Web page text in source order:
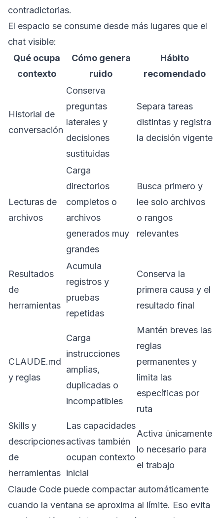
contradictorias.
El espacio se consume desde más lugares que el
chat visible:
Qué ocupa
contexto
Cómo genera
ruido
Hábito
recomendado
Historial de
conversación
Conserva
preguntas
laterales y
decisiones
sustituidas
Separa tareas
distintas y registra
la decisión vigente
Lecturas de
archivos
Carga
directorios
completos o
archivos
generados muy
grandes
Busca primero y
lee solo archivos
o rangos
relevantes
Resultados
de
herramientas
Acumula
registros y
pruebas
repetidas
Conserva la
primera causa y el
resultado final
CLAUDE.md
y reglas
Carga
instrucciones
amplias,
duplicadas o
incompatibles
Mantén breves las
reglas
permanentes y
limita las
específicas por
ruta
Skills y
descripciones
de
herramientas
Las capacidades
activas también
ocupan contexto
inicial
Activa únicamente
lo necesario para
el trabajo
Claude Code puede compactar automáticamente
cuando la ventana se aproxima al límite. Eso evita